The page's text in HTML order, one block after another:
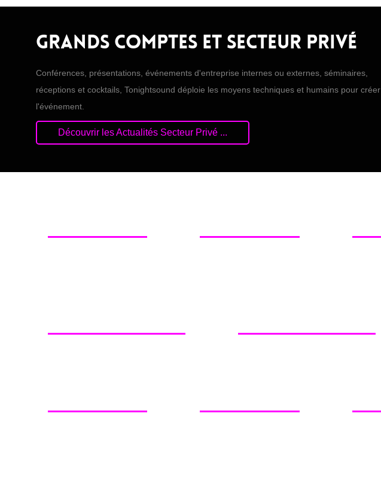
Grands comptes et secteur privé
Conférences, présentations, événements d'entreprise internes ou externes, séminaires,
réceptions et cocktails, Tonightsound déploie les moyens techniques et humains pour créer
l'événement.
Découvrir les Actualités Secteur Privé ...